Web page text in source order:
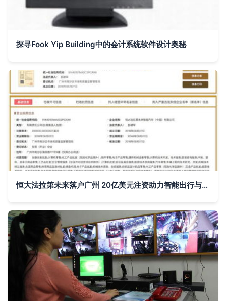
探寻Fook Yip Building中的会计系统软件设计奥秘
恒大法拉第未来落户广州 20亿美元注资助力智能出行与计算机软件开发新篇章